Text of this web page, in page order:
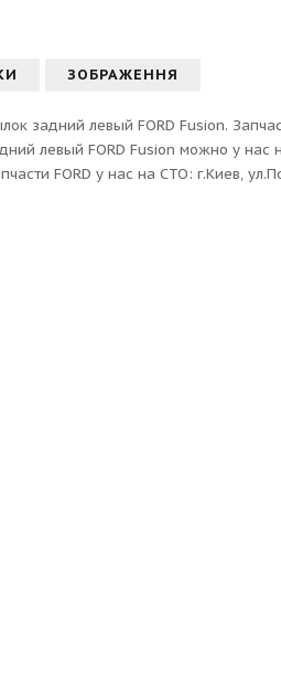
ЗОБРАЖЕННЯ
задний левый FORD Fusion.
левый FORD Fusion можно у
FORD у нас на СТО: г.Киев,